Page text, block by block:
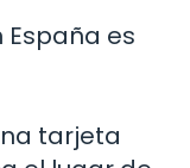
España es
tarjeta